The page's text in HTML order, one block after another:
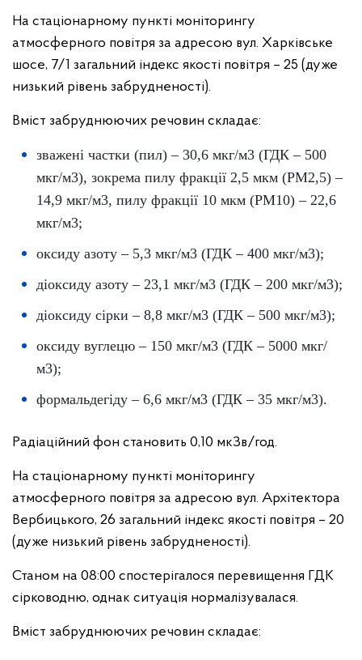
На стаціонарному пункті моніторингу
атмосферного повітря за адресою вул. Харківське
шосе, 7/1 загальний індекс якості повітря – 25 (дуже
низький рівень забрудненості).
Вміст забруднюючих речовин складає:
зважені частки (пил) – 30,6 мкг/м3 (ГДК – 500
мкг/м3), зокрема пилу фракції 2,5 мкм (PM2,5) –
14,9 мкг/м3, пилу фракції 10 мкм (PM10) – 22,6
мкг/м3;
оксиду азоту – 5,3 мкг/м3 (ГДК – 400 мкг/м3);
діоксиду азоту – 23,1 мкг/м3 (ГДК – 200 мкг/м3);
діоксиду сірки – 8,8 мкг/м3 (ГДК – 500 мкг/м3);
оксиду вуглецю – 150 мкг/м3 (ГДК – 5000 мкг/
м3);
формальдегіду – 6,6 мкг/м3 (ГДК – 35 мкг/м3).
Радіаційний фон становить 0,10 мкЗв/год.
На стаціонарному пункті моніторингу
атмосферного повітря за адресою вул. Архітектора
Вербицького, 26 загальний індекс якості повітря – 20
(дуже низький рівень забрудненості).
Станом на 08:00 спостерігалося перевищення ГДК
сірководню, однак ситуація нормалізувалася.
Вміст забруднюючих речовин складає: